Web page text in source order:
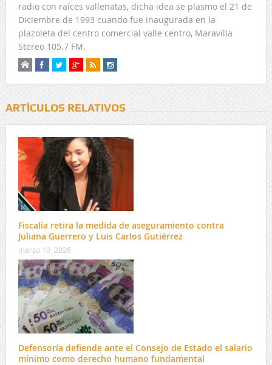
radio con raíces vallenatas, dicha idea se plasmo el 21 de
Diciembre de 1993 cuando fue inaugurada en la
plazoleta del centro comercial valle centro, Maravilla
Stereo 105.7 FM.
ARTÍCULOS RELATIVOS
Fiscalía retira la medida de aseguramiento contra
Juliana Guerrero y Luis Carlos Gutiérrez
marzo 10, 2026
Defensoría defiende ante el Consejo de Estado el salario
mínimo como derecho humano fundamental